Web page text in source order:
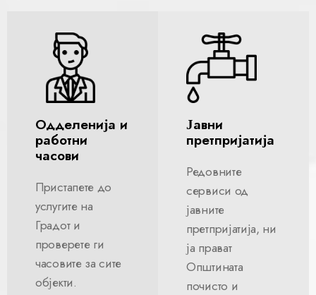
Одделенија и
работни
часови
Пристапете до
услугите на
Градот и
проверете ги
часовите за сите
објекти.
Јавни
претпријатија
Редовните
сервиси од
јавните
претпријатија, ни
ја прават
Општината
почисто и